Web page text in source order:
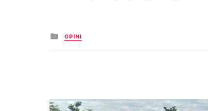
Posted
in
OPINI